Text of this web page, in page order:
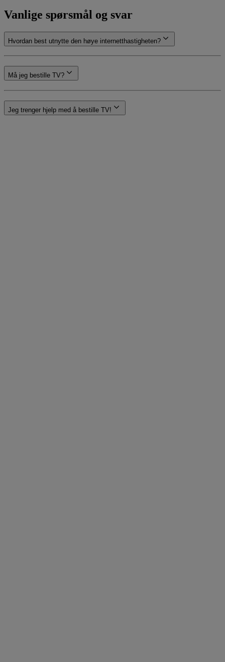
Vanlige spørsmål og svar
Hvordan best utnytte den høye internetthastigheten?
Må jeg bestille TV?
Jeg trenger hjelp med å bestille TV!